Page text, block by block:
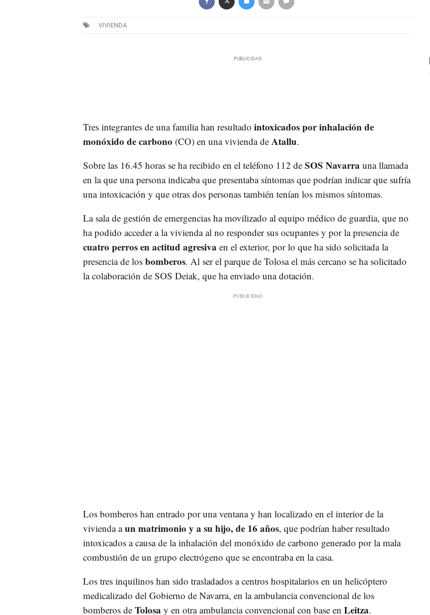
VIVIENDA
Tres integrantes de una familia han resultado intoxicados por inhalación de
monóxido de carbono (CO) en una vivienda de Atallu.
Sobre las 16.45 horas se ha recibido en el teléfono 112 de SOS Navarra una llamada
en la que una persona indicaba que presentaba síntomas que podrían indicar que sufría
una intoxicación y que otras dos personas también tenían los mismos síntomas.
La sala de gestión de emergencias ha movilizado al equipo médico de guardia, que no
ha podido acceder a la vivienda al no responder sus ocupantes y por la presencia de
cuatro perros en actitud agresiva en el exterior, por lo que ha sido solicitada la
presencia de los bomberos. Al ser el parque de Tolosa el más cercano se ha solicitado
la colaboración de SOS Deiak, que ha enviado una dotación.
Los bomberos han entrado por una ventana y han localizado en el interior de la
vivienda aun matrimonio y a su hijo, de 16 años, que podrían haber resultado
intoxicados a causa de la inhalación del monóxido de carbono generado por la mala
combustión de un grupo electrógeno que se encontraba en la casa.
Los tres inquilinos han sido trasladados a centros hospitalarios en un helicóptero
medicalizado del Gobierno de Navarra, en la ambulancia convencional de los
bomberos de Tolosa y en otra ambulancia convencional con base en Leitza.